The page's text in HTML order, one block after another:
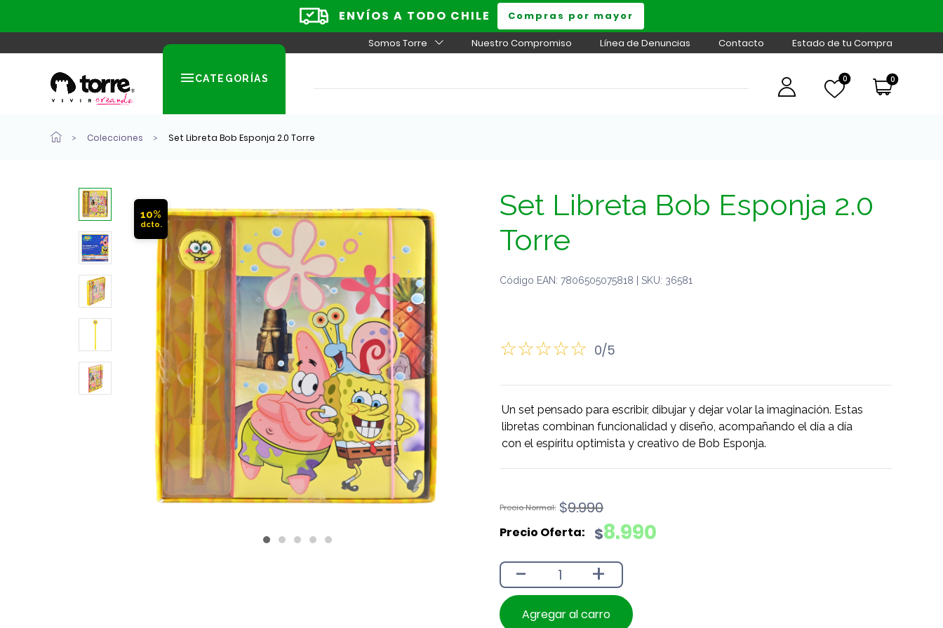
ENVÍOS A TODO CHILE Compras por mayor
Somos Torre Nuestro Compromiso Línea de Denuncias Contacto Estado de tu Compra
CATEGORÍAS 0 0
Colecciones Set Libreta Bob Esponja 2.0 Torre
10%
Set Libreta Bob Esponja 2.0
Torre
Código EAN: 7806505075818 | SKU: 36581
0/5
Un set pensado para escribir, dibujar y dejar volar la imaginación. Estas
libretas combinan funcionalidad y diseño, acompañando el día a día
con el espíritu optimista y creativo de Bob Esponja.
$9.990
El
original
$9.990.
$8.990
El
actual
$8.990.
- +
Agregar al carro